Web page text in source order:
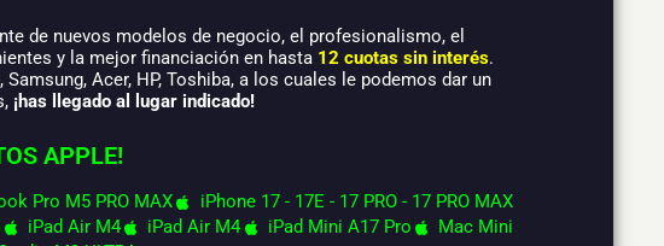
de nuevos modelos de negocio, el profesionalismo, el
y la mejor financiación en hasta 12 cuotas sin interés.
Acer, HP, Toshiba, a los cuales le podemos dar un
¡has llegado al lugar indicado!
APPLE!
Pro M5 PRO MAX
iPhone 17 - 17E - 17 PRO - 17 PRO MAX
iPad Air M4 iPad Air M4 iPad Mini A17 Pro
Mac Mini